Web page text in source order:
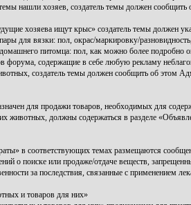
нашли хозяев, создатель темы должен сообщить
хозяева ищут крыс» создатель темы должен
для вязки: пол, окрас/маркировку/
питомца: пол, как можно более подробно
форума, содержащие в себе любую рекламу
создатель темы должен сообщить об этом
для продажи товаров, необходимых для
животных, должны содержаться в разделе
в соответствующих темах размещаются
о поиске или продаже/отдаче веществ,
за последствия, связанные с применением
и товаров для них»